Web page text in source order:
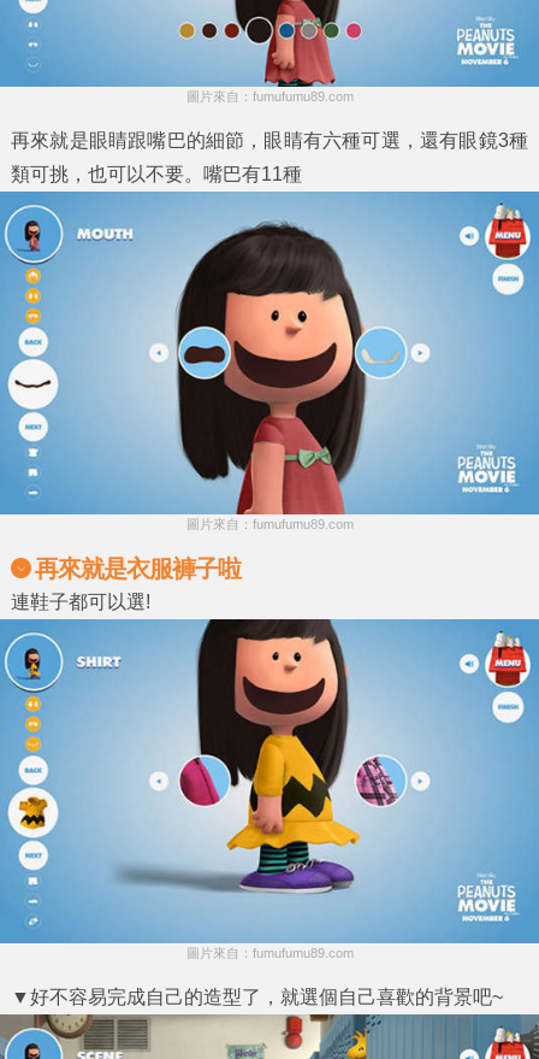
圖片來自：fumufumu89.com
再來就是眼睛跟嘴巴的細節，眼睛有六種可選，還有眼鏡3種
類可挑，也可以不要。嘴巴有11種
圖片來自：fumufumu89.com
再來就是衣服褲子啦
連鞋子都可以選!
圖片來自：fumufumu89.com
▼好不容易完成自己的造型了，就選個自己喜歡的背景吧~